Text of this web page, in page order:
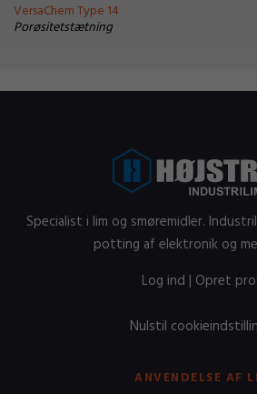
VersaChem Type 14
Porøsitetstætning
Specialist i lim og smøremidler.
potting af elektronik og
Log ind | Opret
Nulstil
ANVENDELSE AF